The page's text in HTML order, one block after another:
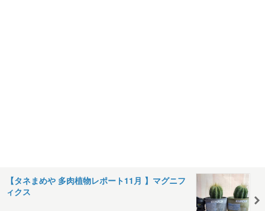
【タネまめや 多肉植物レポート11月 】マグニフ
ィクス